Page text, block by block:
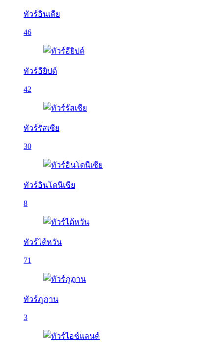
ทัวร์อินเดีย
46
ทัวร์อียิปต์
42
ทัวร์รัสเซีย
30
ทัวร์อินโดนีเซีย
8
ทัวร์ไต้หวัน
71
ทัวร์ภูฏาน
3